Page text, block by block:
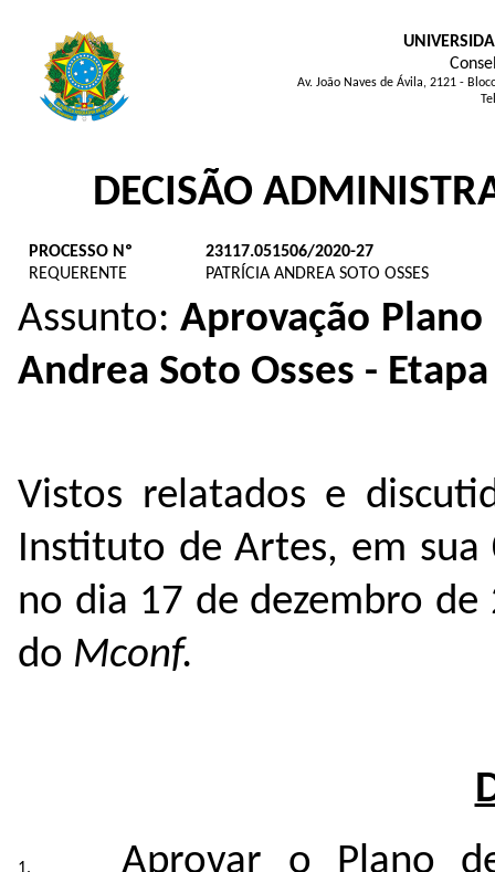
Av. João Naves de Ávila, 2121 -
DECISÃO
PROCESSO Nº
23117.051506/2020-27
REQUERENTE
PATRÍCIA ANDREA SOTO OSSES
Assunto: Aprovação
Andrea Soto Osses - Etapa
Vistos relatados e
Instituto de Artes, em sua
no dia 17 de dezembro
do Mconf.
Aprovar o Plano